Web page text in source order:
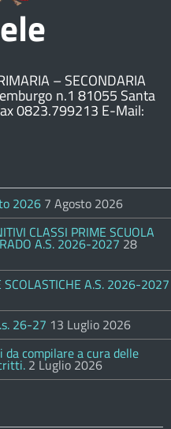
– SECONDARIA
n.1 81055 Santa
0823.799213 E-Mail:
2026 7 Agosto 2026
CLASSI PRIME SCUOLA
A.S. 2026-2027 28
A.S. 2026-2027
26-27 13 Luglio 2026
compilare a cura delle
2 Luglio 2026